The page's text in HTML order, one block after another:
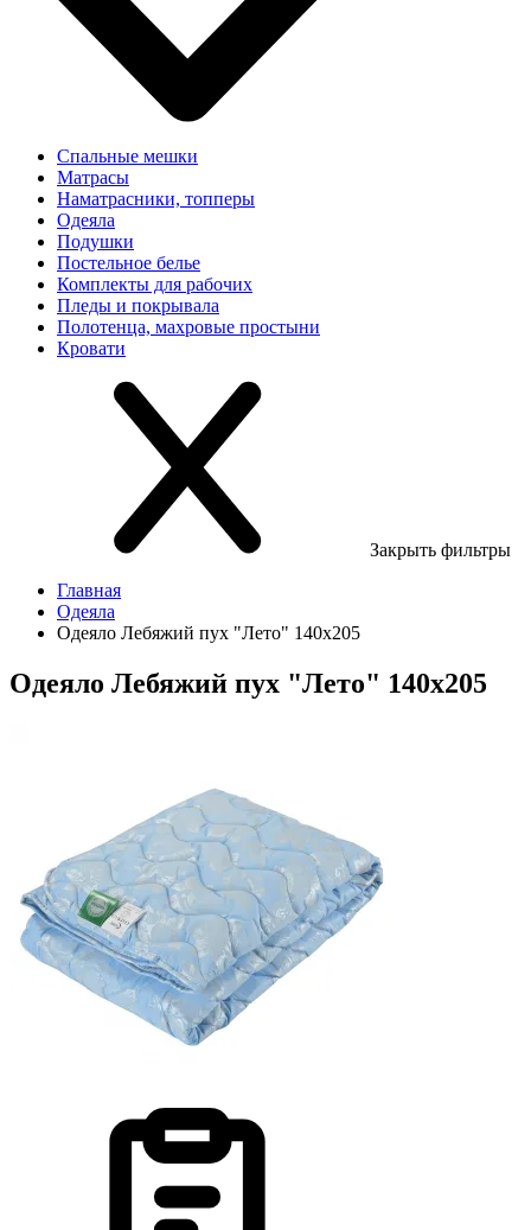
Спальные мешки
Матрасы
Наматрасники, топперы
Одеяла
Подушки
Постельное белье
Комплекты для рабочих
Пледы и покрывала
Полотенца, махровые простыни
Кровати
Закрыть фильтры
Главная
Одеяла
Одеяло Лебяжий пух "Лето" 140х205
Одеяло Лебяжий пух "Лето" 140х205